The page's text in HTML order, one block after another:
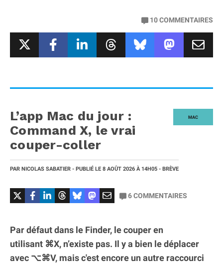
10COMMENTAIRES
MAC
L’app Mac du jour :
Command X, le vrai
couper-coller
PAR NICOLAS SABATIER - PUBLIÉ LE 8 AOÛT 2026 À 14H05 - BRÈVE
6COMMENTAIRES
Par défaut dans le Finder, le couper en
utilisant ⌘X, n’existe pas. Il y a bien le déplacer
avec ⌥⌘V, mais c'est encore un autre raccourci